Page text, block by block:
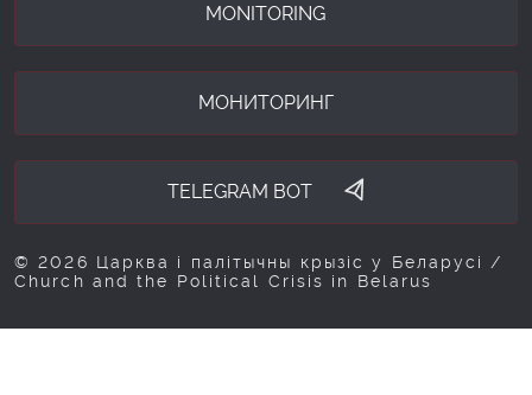
MONITORING
МОНИТОРИНГ
TELEGRAM BOT
© 2026 Царква і палітычны крызіс у Беларусі /
Church and the Political Crisis in Belarus